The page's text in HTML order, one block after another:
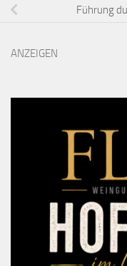
Führung
ANZEIGEN